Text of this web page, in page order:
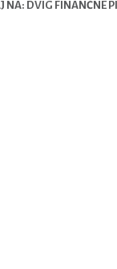
NA: DVIG FINANČNE